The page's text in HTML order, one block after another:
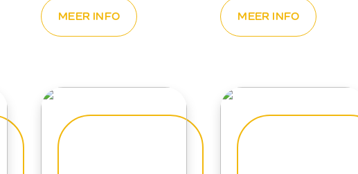
MEER INFO MEER INFO